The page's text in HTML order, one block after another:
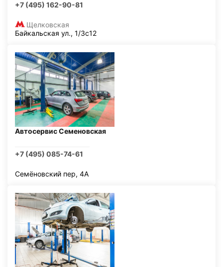
+7 (495) 162-90-81
Щелковская
Байкальская ул., 1/3с12
Автосервис Семеновская
+7 (495) 085-74-61
Семёновский пер, 4А